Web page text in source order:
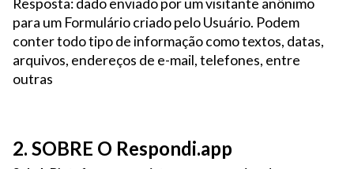
Resposta: dado enviado por um visitante anônimo
para um Formulário criado pelo Usuário. Podem
conter todo tipo de informação como textos, datas,
arquivos, endereços de e-mail, telefones, entre
outras
2. SOBRE O Respondi.app